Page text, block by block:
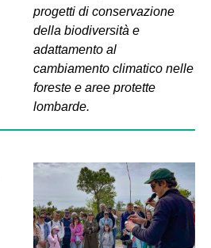
progetti di conservazione
della biodiversità e
adattamento al
cambiamento climatico nelle
foreste e aree protette
lombarde.